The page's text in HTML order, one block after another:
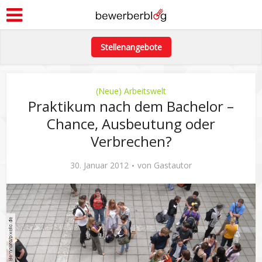
Stellenangebote
(Neue) Arbeitswelt
Praktikum nach dem Bachelor –
Chance, Ausbeutung oder
Verbrechen?
30. Januar 2012 von Gastautor